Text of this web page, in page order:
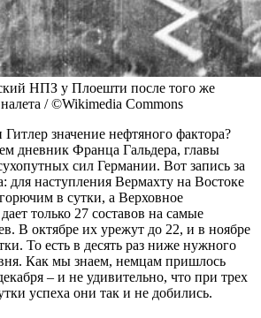
НПЗ у Плоешти после того же
/ ©Wikimedia Commons
значение нефтяного фактора?
дневник Франца Гальдера, главы
сил Германии. Вот запись за
для наступления Вермахту на Востоке
в сутки, а Верховное
только 27 составов на самые
В октябре их урежут до 22, и в ноябре
То есть в десять раз ниже нужного
Как мы знаем, немцам пришлось
– и не удивительно, что при трех
успеха они так и не добились.